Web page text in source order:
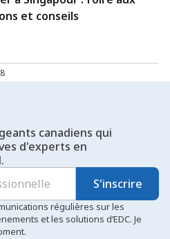
et conseils
canadiens qui
d'experts en
S'inscrire
régulières sur les
et les solutions d’EDC. Je